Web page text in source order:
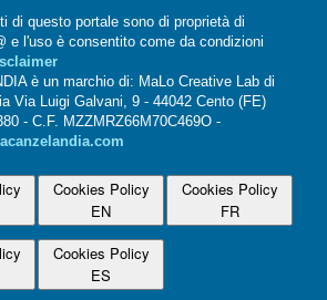
di questo portale sono di proprietà di
e l'uso è consentito come da condizioni
è un marchio di: MaLo Creative Lab di
Via Luigi Galvani, 9 - 44042 Cento (FE)
- C.F. MZZMRZ66M70C469O -
Cookies Policy
EN
Cookies Policy
FR
Cookies Policy
ES